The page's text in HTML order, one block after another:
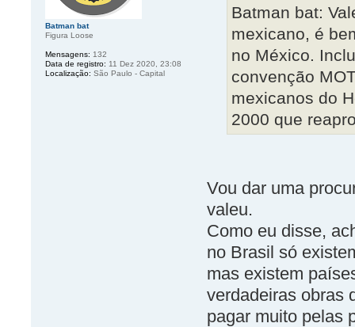
Batman bat:
mexicano, é
no México.
convenção
mexicanos do
2000 que
Vou dar uma
valeu.
Como eu disse,
no Brasil só
mas existem
verdadeiras obras
pagar muito pelas
Batman bat
Figura Loose
Mensagens: 132
Data de registro: 11 Dez 2020, 23:08
Localização: São Paulo - Capital